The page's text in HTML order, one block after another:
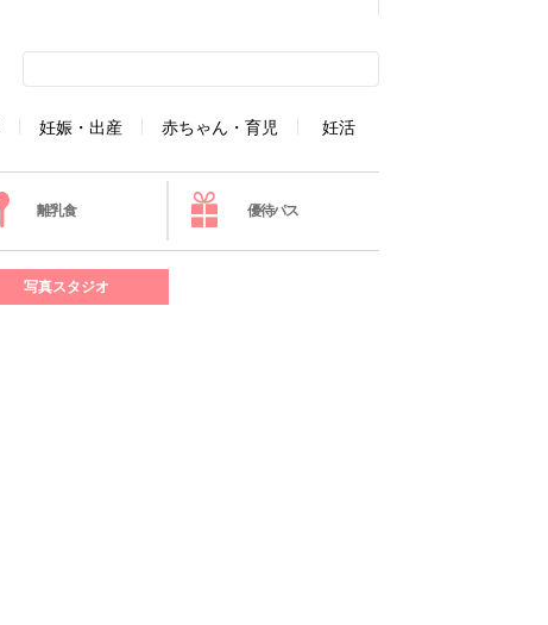
妊娠・出産 赤ちゃん・育児 妊活
離乳食 優待パス
写真スタジオ